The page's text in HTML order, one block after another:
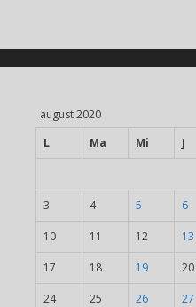
august 2020
L
Ma Mi J
3 4 5 6
10 11 12 13
17 18 19 20
24 25 26 27